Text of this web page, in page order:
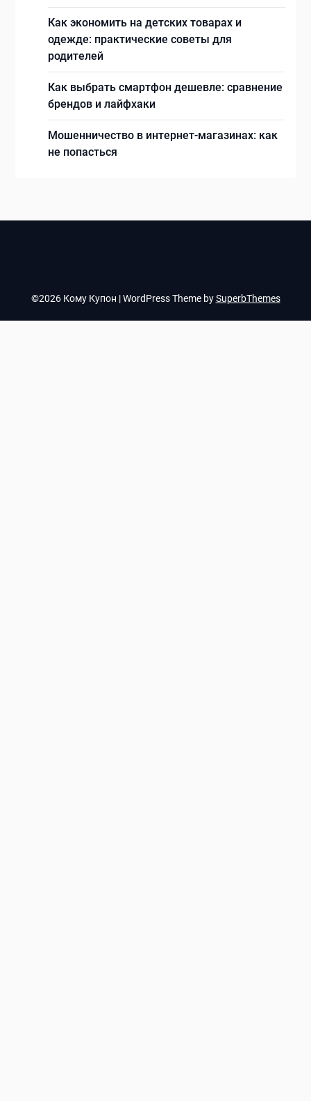
Как экономить на детских товарах и
одежде: практические советы для
родителей
Как выбрать смартфон дешевле: сравнение
брендов и лайфхаки
Мошенничество в интернет-магазинах: как
не попасться
©2026 Кому Купон | WordPress Theme bySuperbThemes